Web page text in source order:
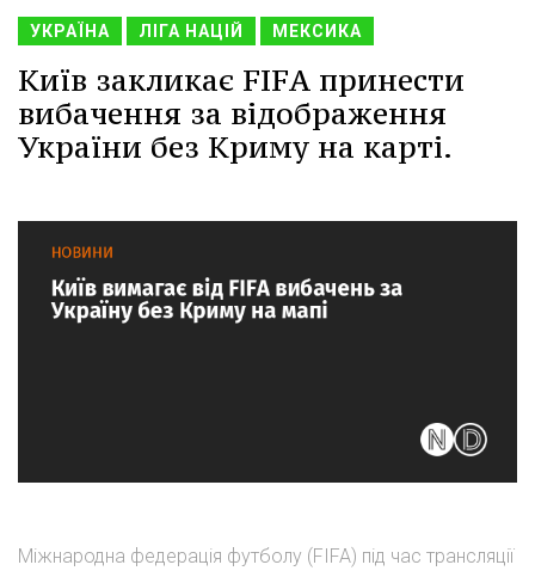
УКРАЇНА ЛІГА НАЦІЙ МЕКСИКА
Київ закликає FIFA принести
вибачення за відображення
України без Криму на карті.
Міжнародна федерація футболу (FIFA) під час трансляції